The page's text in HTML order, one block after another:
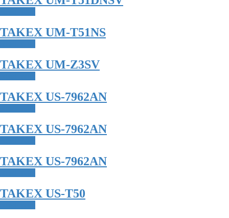
TAKEX UM-T51NS
TAKEX UM-Z3SV
TAKEX US-7962AN
TAKEX US-7962AN
TAKEX US-7962AN
TAKEX US-T50